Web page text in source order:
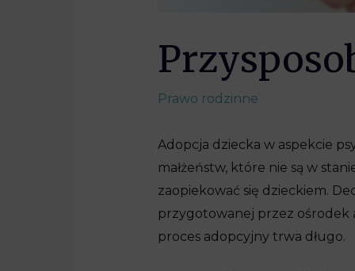
Prawo rodzinne
Adopcja dziecka w aspekcie
małżeństw, które nie są w
zaopiekować się dzieckiem.
przygotowanej przez ośrodek
proces adopcyjny trwa długo.